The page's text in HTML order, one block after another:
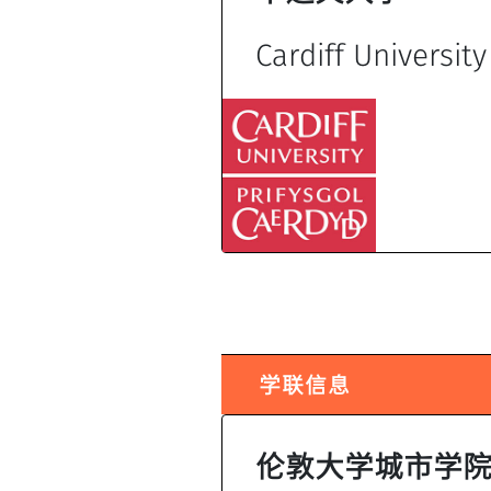
Cardiff University
学联信息
伦敦大学城市学院